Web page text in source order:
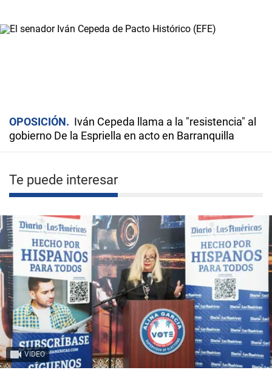
OPOSICIÓN
Iván Cepeda llama a la "resistencia" al
gobierno De la Espriella en acto en Barranquilla
Te puede interesar
VIDEO